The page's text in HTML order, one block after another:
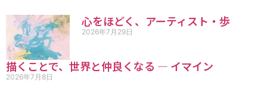
心をほどく、アーティスト・歩
2026年7月29日
描くことで、世界と仲良くなる ― イマイン
2026年7月8日